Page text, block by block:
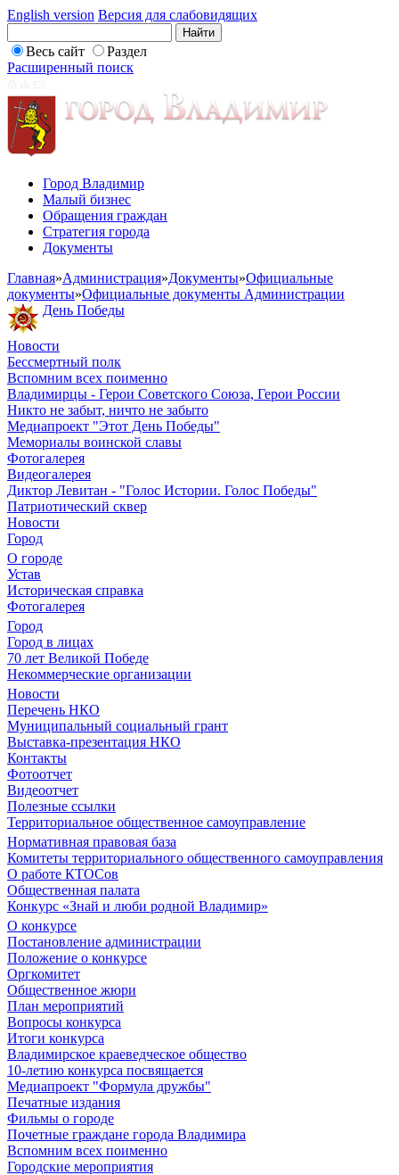
English version Версия для слабовидящих
Весь сайт
Раздел
Расширенный поиск
Город Владимир
Малый бизнес
Обращения граждан
Стратегия города
Документы
Главная»Администрация»Документы»Официальные
документы»Официальные документы Администрации
День Победы
Новости
Бессмертный полк
Вспомним всех поименно
Владимирцы - Герои Советского Союза, Герои России
Никто не забыт, ничто не забыто
Медиапроект "Этот День Победы"
Мемориалы воинской славы
Фотогалерея
Видеогалерея
Диктор Левитан - "Голос Истории. Голос Победы"
Патриотический сквер
Новости
Город
О городе
Устав
Историческая справка
Фотогалерея
Город
Город в лицах
70 лет Великой Победе
Некоммерческие организации
Новости
Перечень НКО
Муниципальный социальный грант
Выставка-презентация НКО
Контакты
Фотоотчет
Видеоотчет
Полезные ссылки
Территориальное общественное самоуправление
Нормативная правовая база
Комитеты территориального общественного самоуправления
О работе КТОСов
Общественная палата
Конкурс «Знай и люби родной Владимир»
О конкурсе
Постановление администрации
Положение о конкурсе
Оргкомитет
Общественное жюри
План мероприятий
Вопросы конкурса
Итоги конкурса
Владимирское краеведческое общество
10-летию конкурса посвящается
Медиапроект "Формула дружбы"
Печатные издания
Фильмы о городе
Почетные граждане города Владимира
Вспомним всех поименно
Городские мероприятия